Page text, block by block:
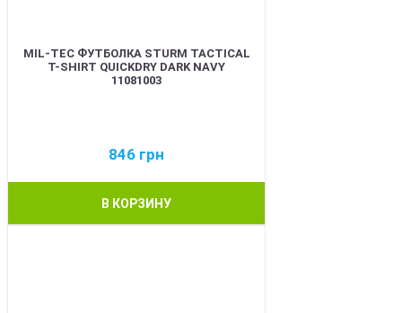
MIL-TEC ФУТБОЛКА STURM TACTICAL
T-SHIRT QUICKDRY DARK NAVY
11081003
846 грн
В КОРЗИНУ